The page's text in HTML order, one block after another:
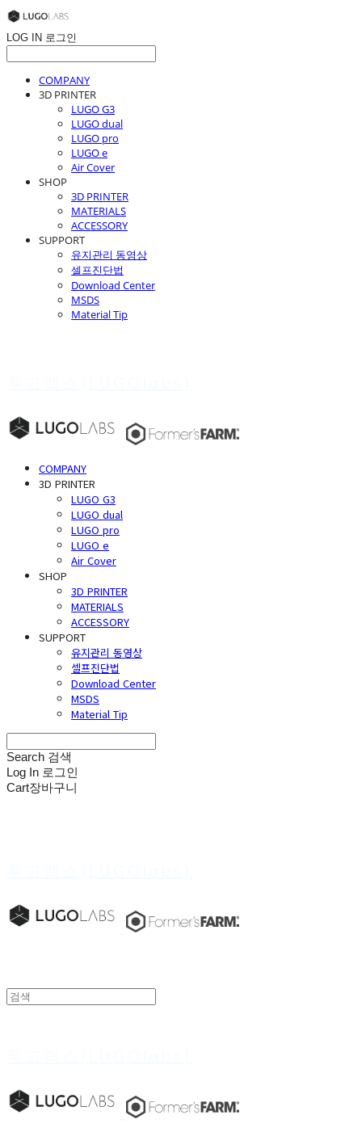
LOG IN 로그인
COMPANY
3D PRINTER
LUGO G3
LUGO dual
LUGO pro
LUGO e
Air Cover
SHOP
3D PRINTER
MATERIALS
ACCESSORY
SUPPORT
유지관리 동영상
셀프진단법
Download Center
MSDS
Material Tip
COMPANY
3D PRINTER
LUGO G3
LUGO dual
LUGO pro
LUGO e
Air Cover
SHOP
3D PRINTER
MATERIALS
ACCESSORY
SUPPORT
유지관리 동영상
셀프진단법
Download Center
MSDS
Material Tip
Search 검색
Log In 로그인
Cart장바구니